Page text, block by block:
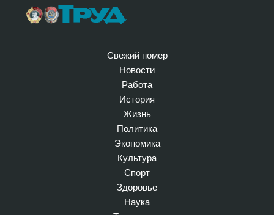
Свежий номер
Новости
Работа
История
Жизнь
Политика
Экономика
Культура
Спорт
Здоровье
Наука